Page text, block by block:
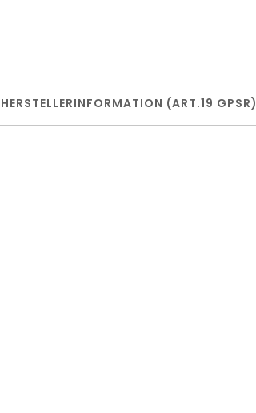
HERSTELLERINFORMATION (ART.19 GPSR)